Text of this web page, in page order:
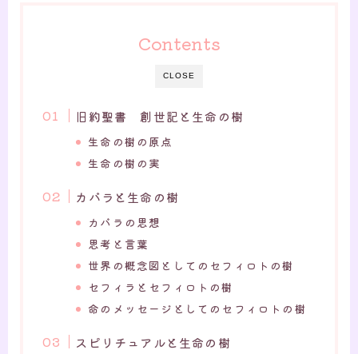
CLOSE
Contents
旧約聖書 創世記と生命の樹
生命の樹の原点
生命の樹の実
カバラと生命の樹
カバラの思想
思考と言葉
世界の概念図としてのセフィロトの樹
セフィラとセフィロトの樹
命のメッセージとしてのセフィロトの樹
スピリチュアルと生命の樹